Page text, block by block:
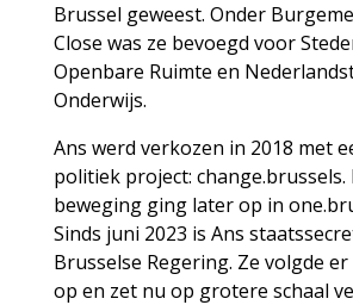
Brussel geweest. Onder
Close was ze bevoegd voor
Openbare Ruimte en
Onderwijs.
Ans werd verkozen in 2018 met
politiek project: change.brussels.
beweging ging later op in
Sinds juni 2023 is Ans
Brusselse Regering. Ze volgde er
op en zet nu op grotere schaal